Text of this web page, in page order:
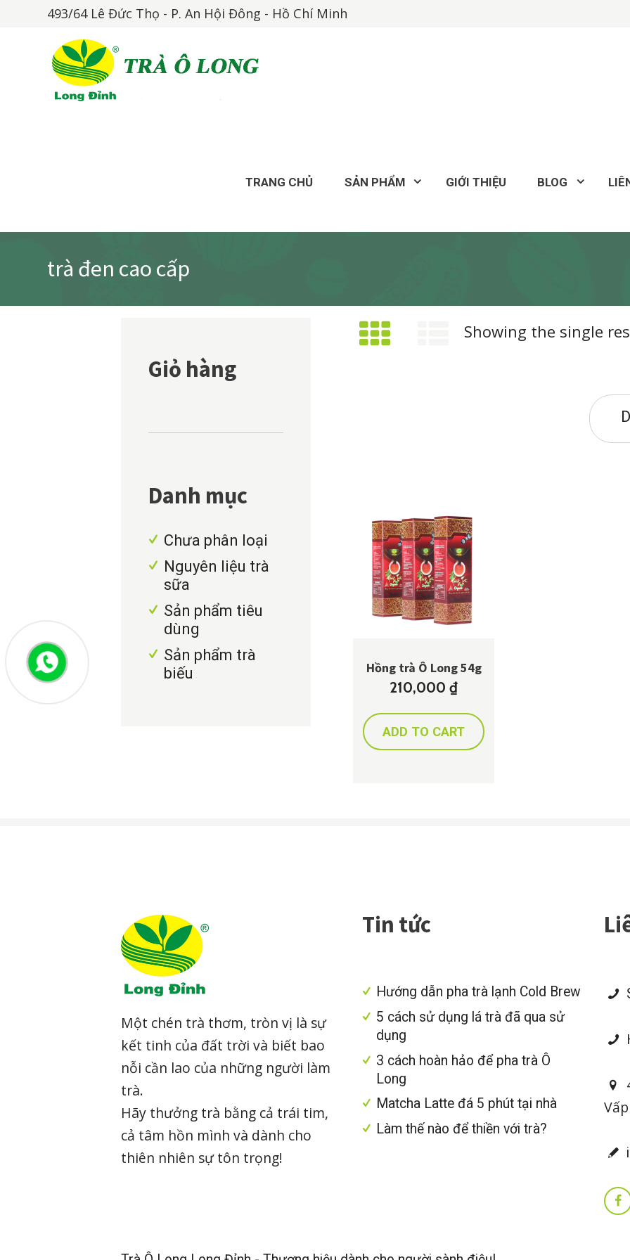
493/64 Lê Đức Thọ - P. An Hội Đông - Hồ Chí Minh
TRANG CHỦ SẢN PHẨM GIỚI THIỆU BLOG
trà đen cao cấp
Showing the single
Hồng trà Ô Long 54g
210,000 ₫
ADD TO CART
Giỏ hàng
Danh mục
Chưa phân loại
Nguyên liệu trà
sữa
Sản phẩm tiêu
dùng
Sản phẩm trà
biếu
Một chén trà thơm, tròn vị là sự
kết tinh của đất trời và biết bao
nỗi cần lao của những người làm
trà.
Hãy thưởng trà bằng cả trái tim,
cả tâm hồn mình và dành cho
thiên nhiên sự tôn trọng!
Tin tức
Hướng dẫn pha trà lạnh Cold Brew
5 cách sử dụng lá trà đã qua sử
dụng
3 cách hoàn hảo để pha trà Ô
Long
Matcha Latte đá 5 phút tại nhà
Làm thế nào để thiền với trà?